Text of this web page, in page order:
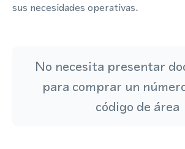
sus necesidades operativas.
No necesita presentar
para comprar un
código de área